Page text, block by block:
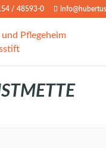
/ 48593-0